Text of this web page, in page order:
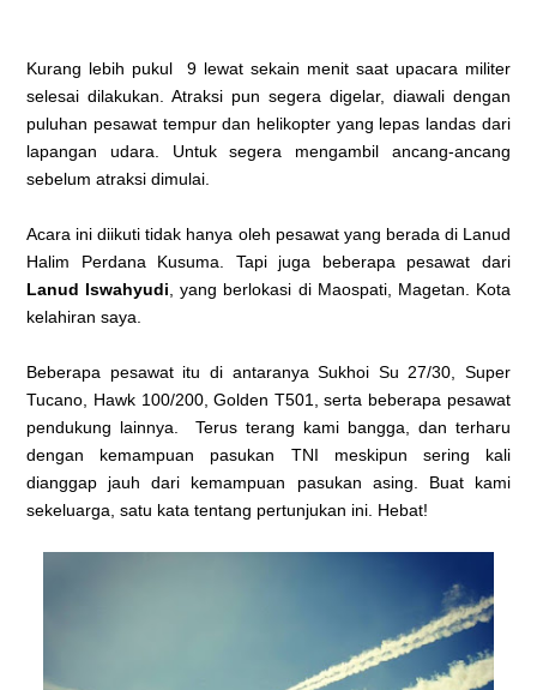
Kurang lebih pukul 9 lewat sekain menit saat upacara militer
selesai dilakukan. Atraksi pun segera digelar, diawali dengan
puluhan pesawat tempur dan helikopter yang lepas landas dari
lapangan udara. Untuk segera mengambil ancang-ancang
sebelum atraksi dimulai.
Acara ini diikuti tidak hanya oleh pesawat yang berada di Lanud
Halim Perdana Kusuma. Tapi juga beberapa pesawat dari
Lanud Iswahyudi , yang berlokasi di Maospati, Magetan. Kota
kelahiran saya.
Beberapa pesawat itu di antaranya Sukhoi Su 27/30, Super
Tucano, Hawk 100/200, Golden T501, serta beberapa pesawat
pendukung lainnya. Terus terang kami bangga, dan terharu
dengan kemampuan pasukan TNI meskipun sering kali
dianggap jauh dari kemampuan pasukan asing. Buat kami
sekeluarga, satu kata tentang pertunjukan ini. Hebat!